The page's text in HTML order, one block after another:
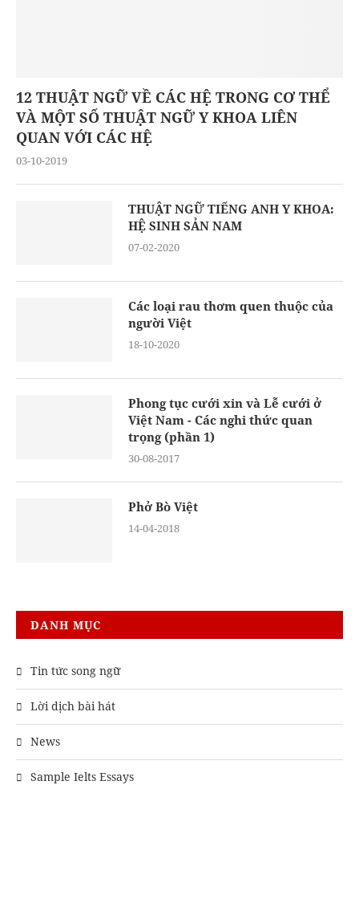
12 THUẬT NGỮ VỀ CÁC HỆ TRONG CƠ THỂ
VÀ MỘT SỐ THUẬT NGỮ Y KHOA LIÊN
QUAN VỚI CÁC HỆ
03-10-2019
THUẬT NGỮ TIẾNG ANH Y KHOA:
HỆ SINH SẢN NAM
07-02-2020
Các loại rau thơm quen thuộc của
người Việt
18-10-2020
Phong tục cưới xin và Lễ cưới ở
Việt Nam - Các nghi thức quan
trọng (phần 1)
30-08-2017
Phở Bò Việt
14-04-2018
DANH MỤC
Tin tức song ngữ
Lời dịch bài hát
News
Sample Ielts Essays